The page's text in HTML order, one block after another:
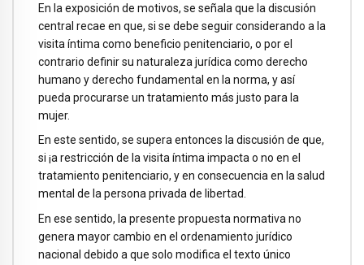
En la exposición de motivos, se señala que la discusión
central recae en que, si se debe seguir considerando a la
visita íntima como beneficio penitenciario, o por el
contrario definir su naturaleza jurídica como derecho
humano y derecho fundamental en la norma, y así
pueda procurarse un tratamiento más justo para la
mujer.
En este sentido, se supera entonces la discusión de que,
si ¡a restricción de la visita íntima impacta o no en el
tratamiento penitenciario, y en consecuencia en la salud
mental de la persona privada de libertad.
En ese sentido, la presente propuesta normativa no
genera mayor cambio en el ordenamiento jurídico
nacional debido a que solo modifica el texto único